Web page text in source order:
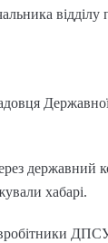
відділу
хабарі.
ДПСУ,